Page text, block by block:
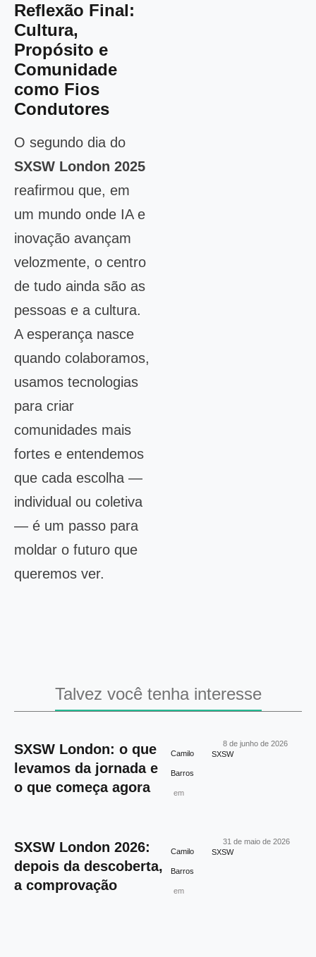
Reflexão Final:
Cultura,
Propósito e
Comunidade
como Fios
Condutores
O segundo dia do
SXSW London 2025
reafirmou que, em
um mundo onde IA e
inovação avançam
velozmente, o centro
de tudo ainda são as
pessoas e a cultura.
A esperança nasce
quando colaboramos,
usamos tecnologias
para criar
comunidades mais
fortes e entendemos
que cada escolha —
individual ou coletiva
— é um passo para
moldar o futuro que
queremos ver.
Talvez você tenha interesse
SXSW London: o que
levamos da jornada e
o que começa agora
Camilo
Barros
em
SXSW
8 de junho de 2026
SXSW London 2026:
depois da descoberta,
a comprovação
Camilo
Barros
em
SXSW
31 de maio de 2026